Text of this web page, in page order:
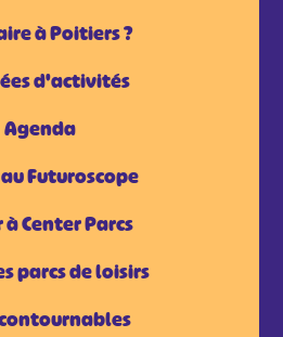
à Poitiers ?
d'activités
Agenda
Futuroscope
à Center Parcs
parcs de loisirs